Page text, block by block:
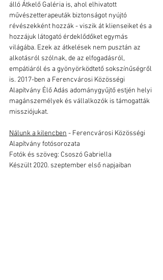
álló Átkelő Galéria is, ahol elhivatott
művészetterapeuták biztonságot nyújtó
révészekként hozzák - viszik át klienseiket és a
hozzájuk látogató érdeklődőket egymás
világába. Ezek az átkelések nem pusztán az
alkotásról szólnak, de az elfogadásról,
empátiáról és a gyönyörködtető sokszínűségről
is. 2017-ben a Ferencvárosi Közösségi
Alapítvány Élő Adás adománygyűjtő estjén helyi
magánszemélyek és vállalkozók is támogatták
missziójukat.
Nálunk a kilencben - Ferencvárosi Közösségi
Alapítvány fotósorozata
Fotók és szöveg: Csoszó Gabriella
Készült 2020. szeptember első napjaiban